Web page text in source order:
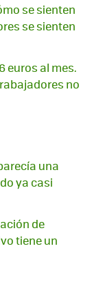
se sienten
se sienten
euros al mes.
no
una
ya casi
de
tiene un